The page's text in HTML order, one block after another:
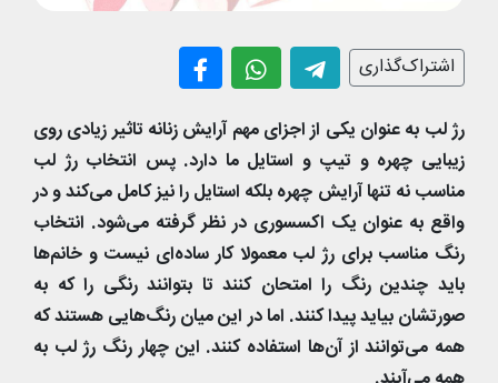
اشتراک‌گذاری
رژ لب به عنوان یکی از اجزای مهم آرایش زنانه تاثیر زیادی روی
زیبایی چهره و تیپ و استایل ما دارد. پس انتخاب رژ لب
مناسب نه تنها آرایش چهره بلکه استایل را نیز کامل می‌کند و در
واقع به عنوان یک اکسسوری در نظر گرفته می‌شود. انتخاب
رنگ مناسب برای رژ لب معمولا کار ساده‌ای نیست و خانم‌ها
باید چندین رنگ را امتحان کنند تا بتوانند رنگی را که به
صورتشان بیاید پیدا کنند. اما در این میان رنگ‌هایی هستند که
همه می‌توانند از آن‌ها استفاده کنند. این چهار رنگ رژ لب به